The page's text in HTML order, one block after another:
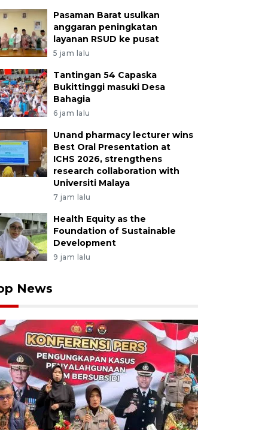
Pasaman Barat usulkan
anggaran peningkatan
layanan RSUD ke pusat
5 jam lalu
Tantingan 54 Capaska
Bukittinggi masuki Desa
Bahagia
6 jam lalu
Unand pharmacy lecturer wins
Best Oral Presentation at
ICHS 2026, strengthens
research collaboration with
Universiti Malaya
7 jam lalu
Health Equity as the
Foundation of Sustainable
Development
9 jam lalu
News